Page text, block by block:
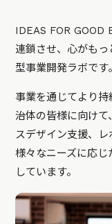
IDEAS FOR GOOD
連鎖させ、心がもっ
型事業開発ラボです。
事業を通じてより
治体の皆様に向け
スデザイン支援、レ
様々なニーズに応
しています。